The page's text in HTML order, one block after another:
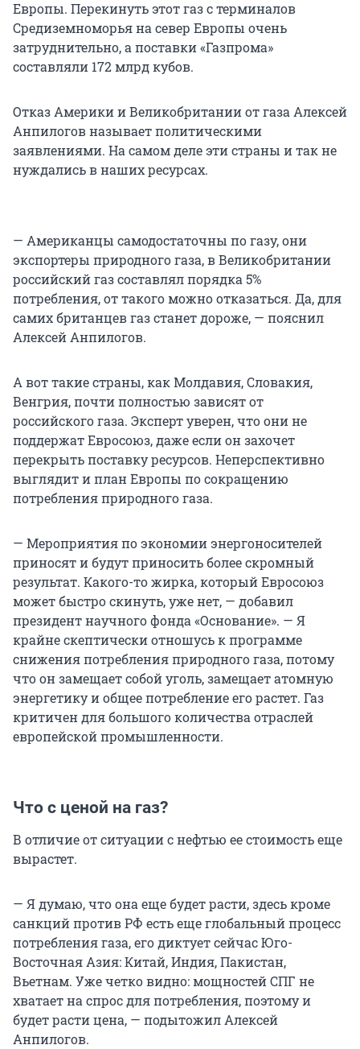
Европы. Перекинуть этот газ с терминалов
Средиземноморья на север Европы очень
затруднительно, а поставки «Газпрома»
составляли 172 млрд кубов.
Отказ Америки и Великобритании от газа Алексей
Анпилогов называет политическими
заявлениями. На самом деле эти страны и так не
нуждались в наших ресурсах.
— Американцы самодостаточны по газу, они
экспортеры природного газа, в Великобритании
российский газ составлял порядка 5%
потребления, от такого можно отказаться. Да, для
самих британцев газ станет дороже, — пояснил
Алексей Анпилогов.
А вот такие страны, как Молдавия, Словакия,
Венгрия, почти полностью зависят от
российского газа. Эксперт уверен, что они не
поддержат Евросоюз, даже если он захочет
перекрыть поставку ресурсов. Неперспективно
выглядит и план Европы по сокращению
потребления природного газа.
— Мероприятия по экономии энергоносителей
приносят и будут приносить более скромный
результат. Какого-то жирка, который Евросоюз
может быстро скинуть, уже нет, — добавил
президент научного фонда «Основание». — Я
крайне скептически отношусь к программе
снижения потребления природного газа, потому
что он замещает собой уголь, замещает атомную
энергетику и общее потребление его растет. Газ
критичен для большого количества отраслей
европейской промышленности.
Что с ценой на газ?
В отличие от ситуации с нефтью ее стоимость еще
вырастет.
— Я думаю, что она еще будет расти, здесь кроме
санкций против РФ есть еще глобальный процесс
потребления газа, его диктует сейчас Юго-
Восточная Азия: Китай, Индия, Пакистан,
Вьетнам. Уже четко видно: мощностей СПГ не
хватает на спрос для потребления, поэтому и
будет расти цена, — подытожил Алексей
Анпилогов.